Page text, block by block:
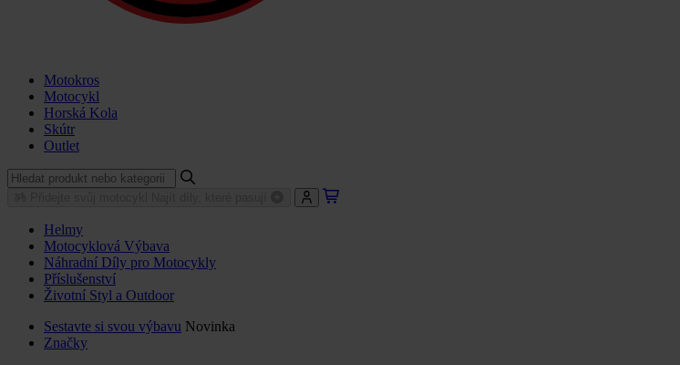
Motokros
Motocykl
Horská Kola
Skútr
Outlet
Helmy
Motocyklová Výbava
Náhradní Díly pro Motocykly
Příslušenství
Životní Styl a Outdoor
Sestavte si svou výbavu Novinka
Značky